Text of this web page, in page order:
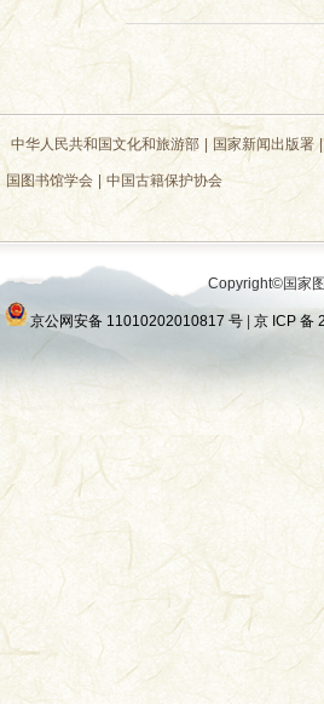
中华人民共和国文化和旅游部 国家新闻出版署 |
国图书馆学会 | 中国古籍保护协会
Copyright©国家
京公网安备 11010202010817 号 京 ICP 备